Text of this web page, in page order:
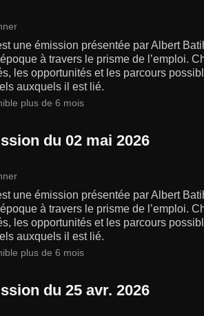
une émission présentée par Albert
à travers le prisme de l’emploi.
les opportunités et les parcours
auxquels il est lié.
plus de 6 mois
du 02 mai 2026
une émission présentée par Albert
à travers le prisme de l’emploi.
les opportunités et les parcours
auxquels il est lié.
plus de 6 mois
du 25 avr. 2026